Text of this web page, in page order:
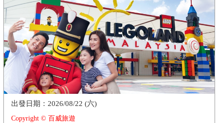
Copyright © 百威旅遊
2026/08/22 (六)